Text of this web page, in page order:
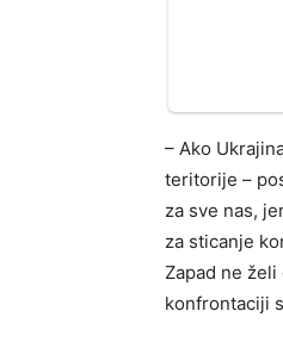
– Ako
teritorije –
za sve nas,
za sticanje
Zapad ne
konfrontaciji